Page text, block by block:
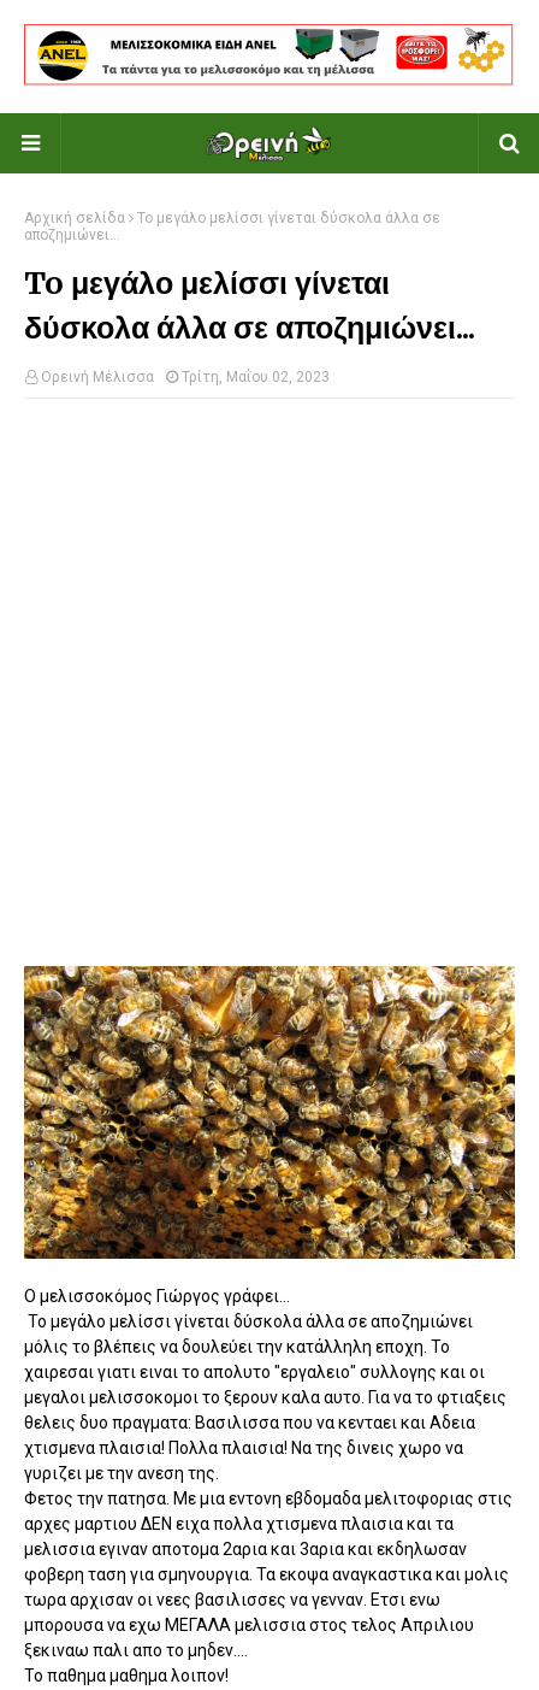
Αρχική σελίδα
To μεγάλο μελίσσι γίνεται δύσκολα άλλα σε
αποζημιώνει...
To μεγάλο μελίσσι γίνεται
δύσκολα άλλα σε αποζημιώνει...
Ορεινή Μέλισσα Τρίτη, Μαΐου 02, 2023
Ο μελισσοκόμος Γιώργος γράφει...
To μεγάλο μελίσσι γίνεται δύσκολα άλλα σε αποζημιώνει
μόλις το βλέπεις να δουλεύει την κατάλληλη εποχη. Το
χαιρεσαι γιατι ειναι το απολυτο "εργαλειο" συλλογης και οι
μεγαλοι μελισσοκομοι το ξερουν καλα αυτο. Για να το φτιαξεις
θελεις δυο πραγματα: Βασιλισσα που να κενταει και Αδεια
χτισμενα πλαισια! Πολλα πλαισια! Να της δινεις χωρο να
γυριζει με την ανεση της.
Φετος την πατησα. Με μια εντονη εβδομαδα μελιτοφοριας στις
αρχες μαρτιου ΔΕΝ ειχα πολλα χτισμενα πλαισια και τα
μελισσια εγιναν αποτομα 2αρια και 3αρια και εκδηλωσαν
φοβερη ταση για σμηνουργια. Τα εκοψα αναγκαστικα και μολις
τωρα αρχισαν οι νεες βασιλισσες να γενναν. Ετσι ενω
μπορουσα να εχω ΜΕΓΑΛΑ μελισσια στος τελος Απριλιου
ξεκιναω παλι απο το μηδεν....
Το παθημα μαθημα λοιπον!